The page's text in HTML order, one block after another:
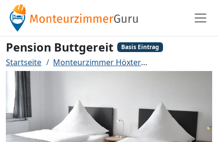
Pension Buttgereit Basis Eintrag
Startseite Monteurzimmer Höxter